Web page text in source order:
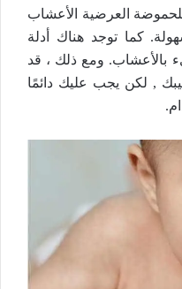
العرضية الأعشاب
كما توجد هناك أدلة
بالأعشاب. ومع ذلك ، قد
, لكن يجب عليك دائمًا